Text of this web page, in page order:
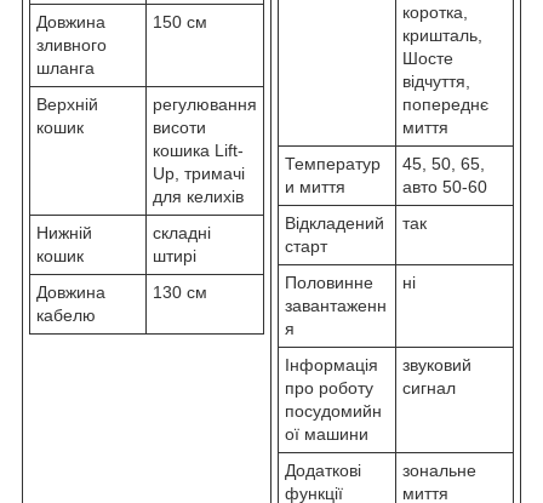
Довжина
зливного
шланга
150 см
Верхній
кошик
регулювання
висоти
кошика Lift-
Up, тримачі
для келихів
Нижній
кошик
складні
штирі
Довжина
кабелю
130 см
коротка,
кришталь,
Шосте
відчуття,
попереднє
миття
Температур
и миття
45, 50, 65,
авто 50-60
Відкладений
старт
так
Половинне
завантаженн
я
ні
Інформація
про роботу
посудомийн
ої машини
звуковий
сигнал
Додаткові
функції
зональне
миття